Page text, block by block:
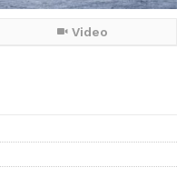
Video